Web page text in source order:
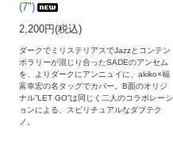
(7")
2,200円(税込)
ダークでミリステリアスでJazzとコンテン
ポラリーが混じり合ったSADEのアンセム
を、よりダークにアンニュイに、akiko×福
富幸宏の名タッグでカバー。B面のオリジ
ナル”LET GO”は同じく二人のコラボレーシ
ョンによる、スピリチュアルなダブテク
ノ。